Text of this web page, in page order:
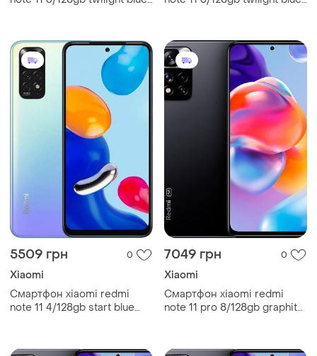
міцний
5509 грн 0
Xiaomi
Смартфон xiaomi redmi
note 11 4/128gb start blue
потужний
7049 грн 0
Xiaomi
Смартфон xiaomi redmi
note 11 pro 8/128gb graphite
5000 mah fhd+ helio g96